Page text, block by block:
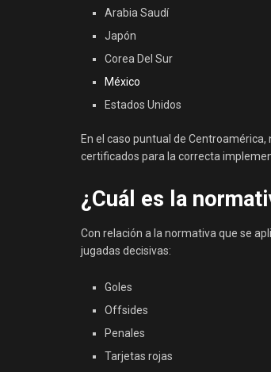
Arabia Saudí
Japón
Corea Del Sur
México
Estados Unidos
En el caso puntual de
certificados para la correcta
¿Cuál es la
Con relación a la normativa que se
jugadas decisivas:
Goles
Offsides
Penales
Tarjetas rojas